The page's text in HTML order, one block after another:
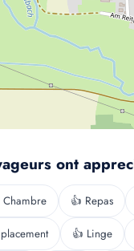
ont
Chambre 👍 Repas
👍 Linge